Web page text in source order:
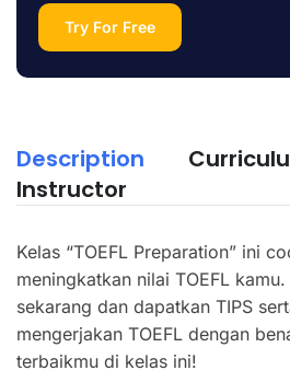
Description
Instructor
Kelas “TOEFL Preparation” ini
meningkatkan nilai TOEFL
sekarang dan dapatkan TIPS
mengerjakan TOEFL dengan
terbaikmu di kelas ini!
Try For Free